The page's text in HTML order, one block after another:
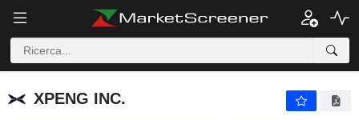
XPENG INC.
XPENG INC.